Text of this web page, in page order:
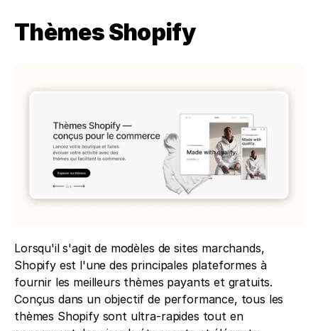
Thèmes Shopify
Lorsqu'il s'agit de modèles de sites marchands,
Shopify est l'une des principales plateformes à
fournir les meilleurs thèmes payants et gratuits.
Conçus dans un objectif de performance, tous les
thèmes Shopify sont ultra-rapides tout en